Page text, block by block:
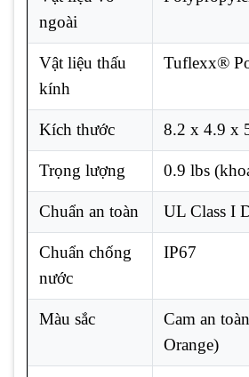
ngoài
Vật liệu thấu
kính
Tuflexx®
Kích thước 8.2 x 4.9 x
Trọng lượng 0.9 lbs
Chuẩn an toàn UL Class I
Chuẩn chống
nước
IP67
Màu sắc
Cam an
Orange)